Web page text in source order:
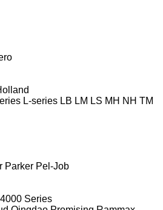
L-series LB LM LS MH NH TM
Parker Pel-Job
4000 Series